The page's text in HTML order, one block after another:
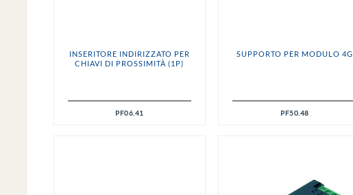
INSERITORE INDIRIZZATO PER
CHIAVI DI PROSSIMITÀ (1P)
PF06.41
SUPPORTO PER MODULO 4G
PF50.48